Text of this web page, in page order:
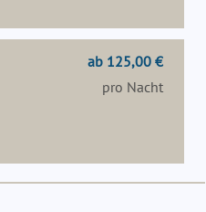
ab 125,00 €
pro Nacht